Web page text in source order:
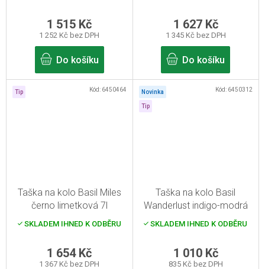
1 252 Kč bez DPH
1 515 Kč
Do košíku
1 345 Kč bez DPH
1 627 Kč
Do košíku
Tip
Taška na kolo Basil Miles
černo limetková 7l
SKLADEM IHNED K ODBĚRU
1 367 Kč bez DPH
1 654 Kč
Kód: 6450464 Novinka
Tip
Taška na kolo Basil
Wanderlust indigo-modrá
SKLADEM IHNED K ODBĚRU
835 Kč bez DPH
1 010 Kč
Kód: 6450312